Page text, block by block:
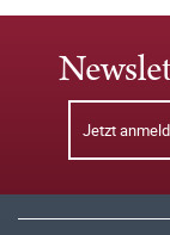
Jetzt